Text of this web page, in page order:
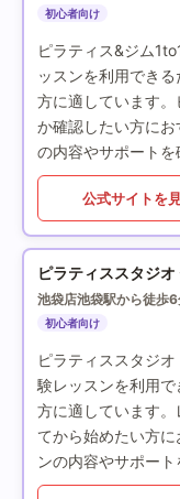
初心者向け
ピラティス&ジム
ッスンを利用でき
方に適しています
か確認したい方に
の内容やサポートを
公式サイトを
ピラティススタジ
池袋店池袋駅から徒歩
初心者向け
ピラティススタジ
験レッスンを利用
方に適しています
てから始めたい方
ンの内容やサポート